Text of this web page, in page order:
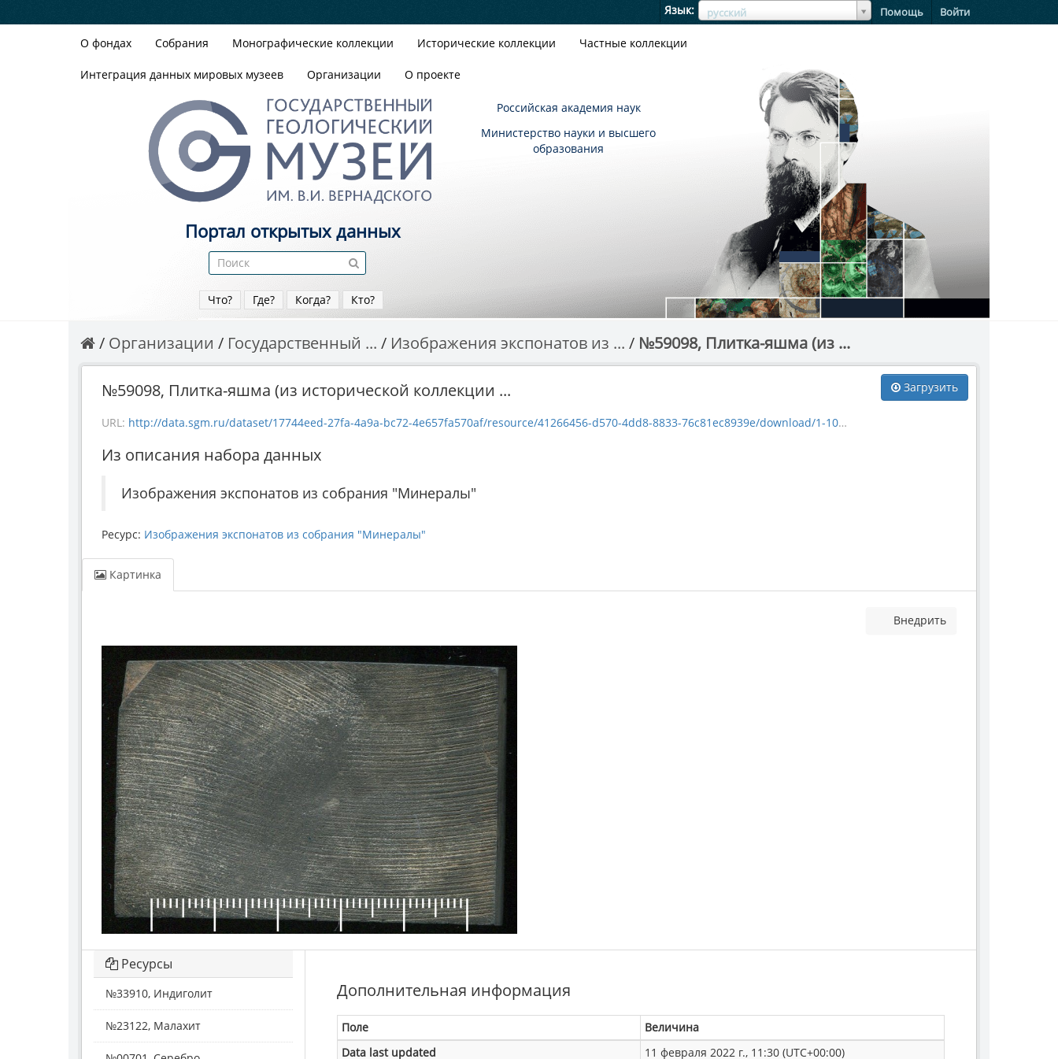
Язык русский
ЯзыкЯзык Помощь Войти
О фондах Собрания Монографические коллекции Исторические коллекции Частные коллекции
Интеграция данных мировых музеев Организации О проекте
Российская академия наук
Министерство науки и высшего
образования
Портал открытых данных
Что? Где? Когда? Кто?
Организации Государственный ... Изображения экспонатов из ... №59098, Плитка-яшма (из ...
Загрузить
№59098, Плитка-яшма (из исторической коллекции ...
URL: http://data.sgm.ru/dataset/17744eed-27fa-4a9a-bc72-4e657fa570af/resource/41266456-d570-4dd8-8833-76c81ec8939e/download/1-1011-59098.jpg
Из описания набора данных
Изображения экспонатов из собрания "Минералы"
Ресурс: Изображения экспонатов из собрания "Минералы"
Картинка
Внедрить
Дополнительная информация
Поле
Величина
Data last updated
11 февраля 2022 г., 11:30 (UTC+00:00)
Ресурсы
№33910, Индиголит
№23122, Малахит